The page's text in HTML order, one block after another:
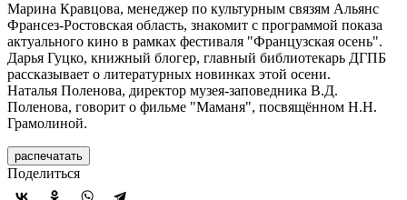
Марина Кравцова, менеджер по культурным связям Альянс
Франсез-Ростовская область, знакомит с программой показа
актуального кино в рамках фестиваля "Французская осень".
Дарья Гуцко, книжный блогер, главный библиотекарь ДГПБ
рассказывает о литературных новинках этой осени.
Наталья Поленова, директор музея-заповедника В.Д.
Поленова, говорит о фильме "Маманя", посвящённом Н.Н.
Грамолиной.
распечатать
Поделиться